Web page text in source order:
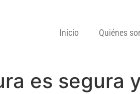
Inicio Quiénes
es segura